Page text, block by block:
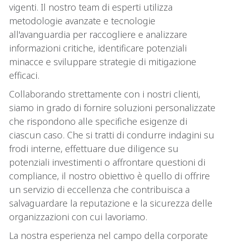
vigenti. Il nostro team di esperti utilizza
metodologie avanzate e tecnologie
all'avanguardia per raccogliere e analizzare
informazioni critiche, identificare potenziali
minacce e sviluppare strategie di mitigazione
efficaci.
Collaborando strettamente con i nostri clienti,
siamo in grado di fornire soluzioni personalizzate
che rispondono alle specifiche esigenze di
ciascun caso. Che si tratti di condurre indagini su
frodi interne, effettuare due diligence su
potenziali investimenti o affrontare questioni di
compliance, il nostro obiettivo è quello di offrire
un servizio di eccellenza che contribuisca a
salvaguardare la reputazione e la sicurezza delle
organizzazioni con cui lavoriamo.
La nostra esperienza nel campo della corporate